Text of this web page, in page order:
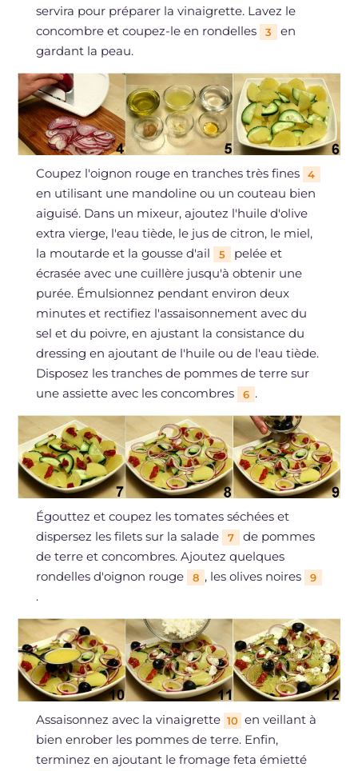
servira pour préparer la vinaigrette. Lavez le
concombre et coupez-le en rondelles
3
en
gardant la peau.
Coupez l'oignon rouge en tranches très fines 4
en utilisant une mandoline ou un couteau bien
aiguisé. Dans un mixeur, ajoutez l'huile d'olive
extra vierge, l'eau tiède, le jus de citron, le miel,
la moutarde et la gousse d'ail
5
pelée et
écrasée avec une cuillère jusqu'à obtenir une
purée. Émulsionnez pendant environ deux
minutes et rectifiez l'assaisonnement avec du
sel et du poivre, en ajustant la consistance du
dressing en ajoutant de l'huile ou de l'eau tiède.
Disposez les tranches de pommes de terre sur
une assiette avec les concombres
6 .
Égouttez et coupez les tomates séchées et
dispersez les filets sur la salade
7
de pommes
de terre et concombres. Ajoutez quelques
rondelles d'oignon rouge
8 , les olives noires 9
.
Assaisonnez avec la vinaigrette 10 en veillant à
bien enrober les pommes de terre. Enfin,
terminez en ajoutant le fromage feta émietté